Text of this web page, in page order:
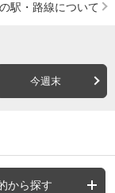
駅・路線について
今週末
から探す